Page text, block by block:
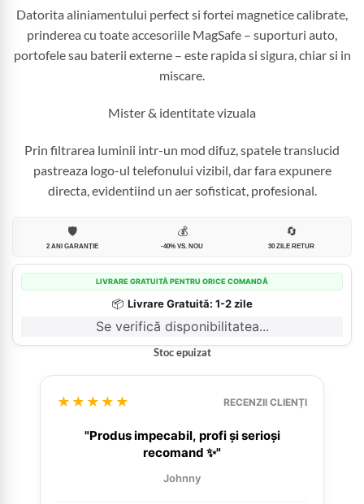
Datorita aliniamentului perfect si fortei magnetice calibrate,
prinderea cu toate accesoriile MagSafe – suporturi auto,
portofele sau baterii externe – este rapida si sigura, chiar si in
miscare.
Mister & identitate vizuala
Prin filtrarea luminii intr-un mod difuz, spatele translucid
pastreaza logo-ul telefonului vizibil, dar fara expunere
directa, evidentiind un aer sofisticat, profesional.
🛡️
2 ANI GARANȚIE
💰
-40% VS. NOU
🔄
30 ZILE RETUR
LIVRARE GRATUITĂ PENTRU ORICE COMANDĂ
📦 Livrare Gratuită: 1-2 zile
Se verifică disponibilitatea...
Stoc epuizat
★★★★★ RECENZII CLIENȚI
"Produs impecabil, profi și serioși
recomand ✨"
Johnny